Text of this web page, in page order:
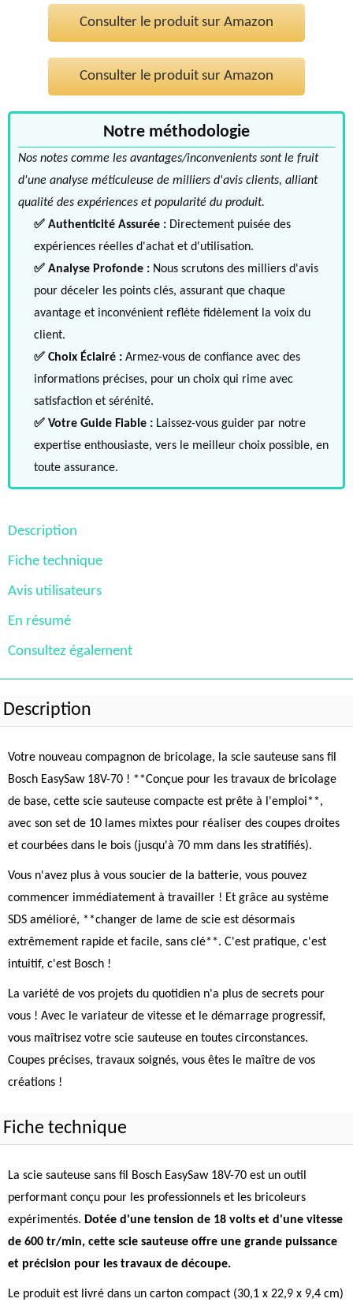
Consulter le produit sur Amazon
Consulter le produit sur Amazon
Notre méthodologie
Nos notes comme les avantages/inconvenients sont le fruit
d'une analyse méticuleuse de milliers d'avis clients, alliant
qualité des expériences et popularité du produit.
✅ Authenticité Assurée : Directement puisée des
expériences réelles d'achat et d'utilisation.
✅ Analyse Profonde : Nous scrutons des milliers d'avis
pour déceler les points clés, assurant que chaque
avantage et inconvénient reflète fidèlement la voix du
client.
✅ Choix Éclairé : Armez-vous de confiance avec des
informations précises, pour un choix qui rime avec
satisfaction et sérénité.
✅ Votre Guide Fiable : Laissez-vous guider par notre
expertise enthousiaste, vers le meilleur choix possible, en
toute assurance.
Description
Fiche technique
Avis utilisateurs
En résumé
Consultez également
Description
Votre nouveau compagnon de bricolage, la scie sauteuse sans fil
Bosch EasySaw 18V-70 ! **Conçue pour les travaux de bricolage
de base, cette scie sauteuse compacte est prête à l'emploi**,
avec son set de 10 lames mixtes pour réaliser des coupes droites
et courbées dans le bois (jusqu'à 70 mm dans les stratifiés).
Vous n'avez plus à vous soucier de la batterie, vous pouvez
commencer immédiatement à travailler ! Et grâce au système
SDS amélioré, **changer de lame de scie est désormais
extrêmement rapide et facile, sans clé**. C'est pratique, c'est
intuitif, c'est Bosch !
La variété de vos projets du quotidien n'a plus de secrets pour
vous ! Avec le variateur de vitesse et le démarrage progressif,
vous maîtrisez votre scie sauteuse en toutes circonstances.
Coupes précises, travaux soignés, vous êtes le maître de vos
créations !
Fiche technique
La scie sauteuse sans fil Bosch EasySaw 18V-70 est un outil
performant conçu pour les professionnels et les bricoleurs
expérimentés. Dotée d'une tension de 18 volts et d'une vitesse
de 600 tr/min, cette scie sauteuse offre une grande puissance
et précision pour les travaux de découpe.
Le produit est livré dans un carton compact (30,1 x 22,9 x 9,4 cm)